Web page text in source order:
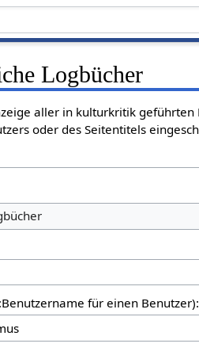
Logbücher
aller in kulturkritik geführten
oder des Seitentitels
für einen Benutzer):